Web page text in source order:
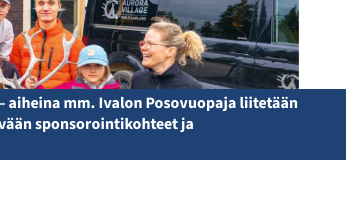
aiheina mm. Ivalon Posovuopaja liitetään
sponsorointikohteet ja